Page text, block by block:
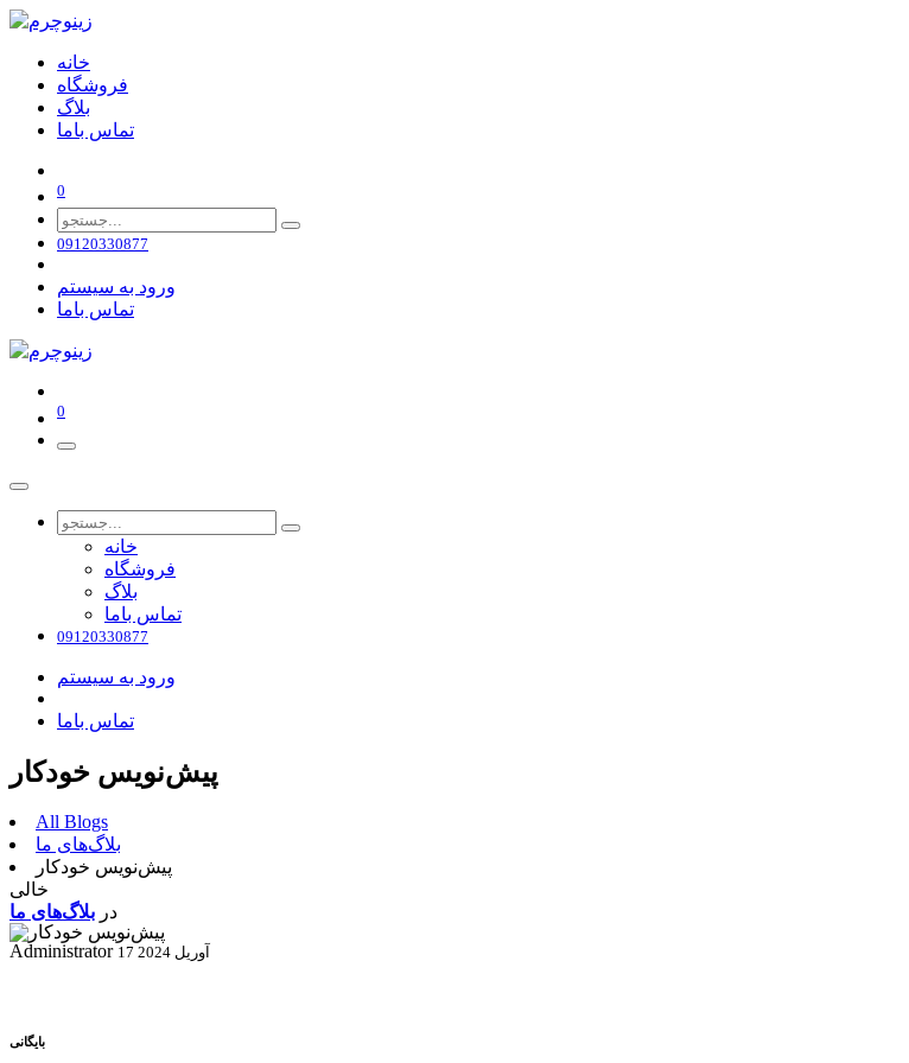
خانه
فروشگاه
بلاگ
تماس باما
0
09120330877
ورود به سیستم
تماس باما
0
خانه
فروشگاه
بلاگ
تماس باما
09120330877
ورود به سیستم
تماس باما
پیش‌نویس خودکار
All Blogs
بلاگ‌های ما
پیش‌نویس خودکار
خالی
در بلاگ‌های ما
Administrator
17 آوریل 2024
بایگانی